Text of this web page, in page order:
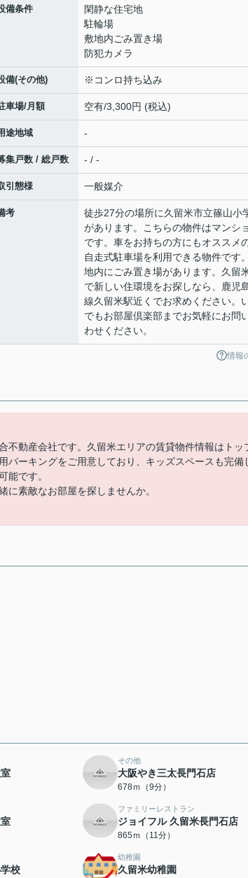
備条件
閑静な住宅地
駐輪場
敷地内ごみ置き場
防犯カメラ
備(その他) ※コンロ持ち込み
車場/月額 空有/3,300円 (税込)
途地域 -
集戸数 / 総戸数 - / -
引態様 一般媒介
考
徒歩27分の場所に久留米市立篠山小
があります。こちらの物件はマンシ
です。車をお持ちの方にもオススメ
自走式駐車場を利用できる物件です
地内にごみ置き場があります。久留
で新しい住環境をお探しなら、鹿児
線久留米駅近くでお求めください。
でもお部屋倶楽部までお気軽にお問
わせください。
情報
不動産会社です。久留米エリアの賃貸物件情報はトッ
パーキングをご用意しており、キッズスペースも完備
能です。
に素敵なお部屋を探しませんか。
その他
大阪やき三太長門石店
678ｍ（9分）
ファミリーレストラン
ジョイフル 久留米長門石店
865ｍ（11分）
校
幼稚園
久留米幼稚園